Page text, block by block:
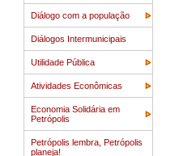
Diálogo com a população
Diálogos Intermunicipais
Utilidade Pública
Atividades Econômicas
Economia Solidária em
Petrópolis
Petrópolis lembra, Petrópolis
planeja!